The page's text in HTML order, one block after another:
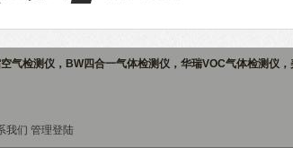
气检测仪，BW四合一气体检测仪，华瑞VOC气体检测仪
我们 管理登陆